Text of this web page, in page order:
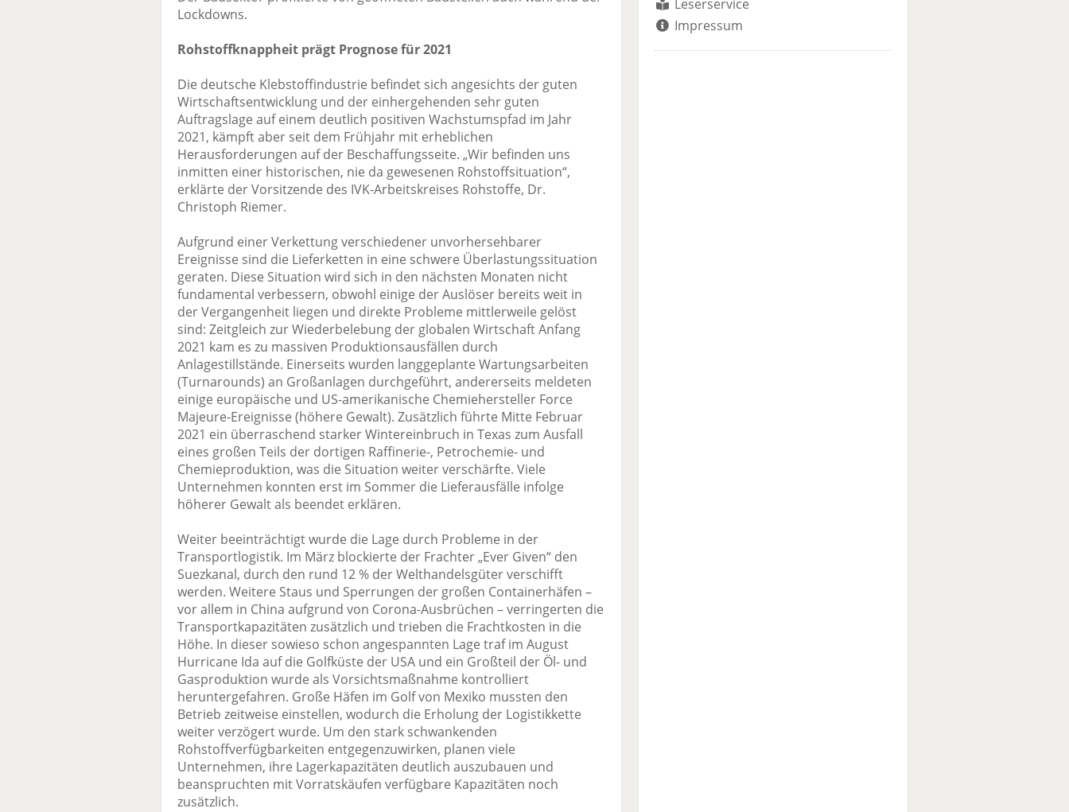
Lockdowns.
Rohstoffknappheit prägt Prognose für 2021
Die deutsche Klebstoffindustrie befindet sich angesichts der guten
Wirtschaftsentwicklung und der einhergehenden sehr guten
Auftragslage auf einem deutlich positiven Wachstumspfad im Jahr
2021, kämpft aber seit dem Frühjahr mit erheblichen
Herausforderungen auf der Beschaffungsseite. „Wir befinden uns
inmitten einer historischen, nie da gewesenen Rohstoffsituation“,
erklärte der Vorsitzende des IVK-Arbeitskreises Rohstoffe, Dr.
Christoph Riemer.
Aufgrund einer Verkettung verschiedener unvorhersehbarer
Ereignisse sind die Lieferketten in eine schwere Überlastungssituation
geraten. Diese Situation wird sich in den nächsten Monaten nicht
fundamental verbessern, obwohl einige der Auslöser bereits weit in
der Vergangenheit liegen und direkte Probleme mittlerweile gelöst
sind: Zeitgleich zur Wiederbelebung der globalen Wirtschaft Anfang
2021 kam es zu massiven Produktionsausfällen durch
Anlagestillstände. Einerseits wurden langgeplante Wartungsarbeiten
(Turnarounds) an Großanlagen durchgeführt, andererseits meldeten
einige europäische und US-amerikanische Chemiehersteller Force
Majeure-Ereignisse (höhere Gewalt). Zusätzlich führte Mitte Februar
2021 ein überraschend starker Wintereinbruch in Texas zum Ausfall
eines großen Teils der dortigen Raffinerie-, Petrochemie- und
Chemieproduktion, was die Situation weiter verschärfte. Viele
Unternehmen konnten erst im Sommer die Lieferausfälle infolge
höherer Gewalt als beendet erklären.
Weiter beeinträchtigt wurde die Lage durch Probleme in der
Transportlogistik. Im März blockierte der Frachter „Ever Given“ den
Suezkanal, durch den rund 12 % der Welthandelsgüter verschifft
werden. Weitere Staus und Sperrungen der großen Containerhäfen –
vor allem in China aufgrund von Corona-Ausbrüchen – verringerten die
Transportkapazitäten zusätzlich und trieben die Frachtkosten in die
Höhe. In dieser sowieso schon angespannten Lage traf im August
Hurricane Ida auf die Golfküste der USA und ein Großteil der Öl- und
Gasproduktion wurde als Vorsichtsmaßnahme kontrolliert
heruntergefahren. Große Häfen im Golf von Mexiko mussten den
Betrieb zeitweise einstellen, wodurch die Erholung der Logistikkette
weiter verzögert wurde. Um den stark schwankenden
Rohstoffverfügbarkeiten entgegenzuwirken, planen viele
Unternehmen, ihre Lagerkapazitäten deutlich auszubauen und
beanspruchten mit Vorratskäufen verfügbare Kapazitäten noch
zusätzlich.
Leserservice
Impressum